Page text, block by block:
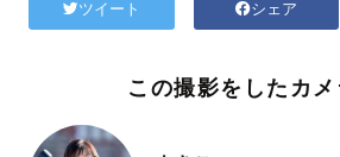
ツイート シェア
この撮影をしたカ